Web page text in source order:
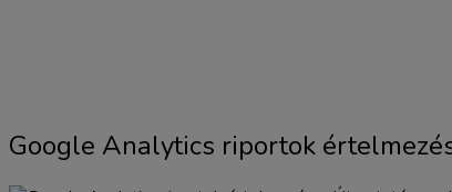
Google Analytics riportok